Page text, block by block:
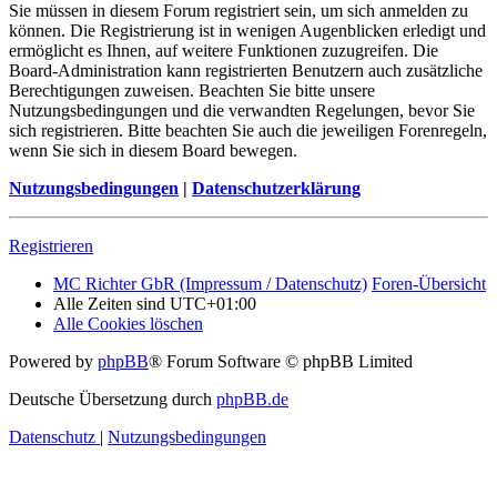
Sie müssen in diesem Forum registriert sein, um sich anmelden zu
können. Die Registrierung ist in wenigen Augenblicken erledigt und
ermöglicht es Ihnen, auf weitere Funktionen zuzugreifen. Die
Board-Administration kann registrierten Benutzern auch zusätzliche
Berechtigungen zuweisen. Beachten Sie bitte unsere
Nutzungsbedingungen und die verwandten Regelungen, bevor Sie
sich registrieren. Bitte beachten Sie auch die jeweiligen Forenregeln,
wenn Sie sich in diesem Board bewegen.
Nutzungsbedingungen | Datenschutzerklärung
Registrieren
MC Richter GbR (Impressum / Datenschutz) Foren-Übersicht
Alle Zeiten sind UTC+01:00
Alle Cookies löschen
Powered by phpBB® Forum Software © phpBB Limited
Deutsche Übersetzung durch phpBB.de
Datenschutz | Nutzungsbedingungen